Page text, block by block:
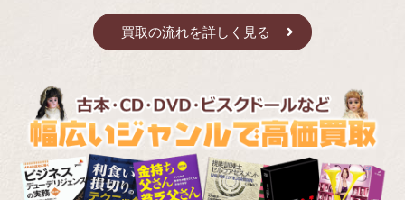
買取の流れを詳しく見る